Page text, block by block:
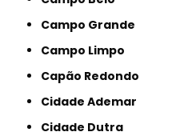
Campo Grande
Campo Limpo
Capão Redondo
Cidade Ademar
Cidade Dutra